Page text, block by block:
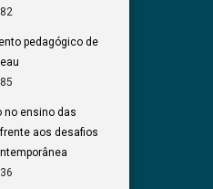
pedagógico de
no ensino das
aos desafios